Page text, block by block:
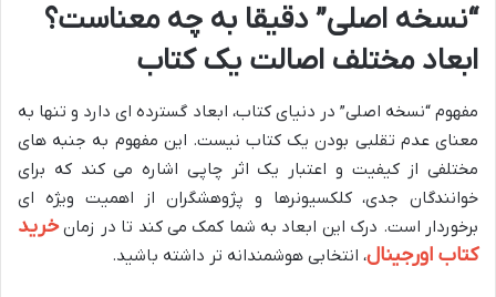
“نسخه اصلی” دقیقا به چه معناست؟
ابعاد مختلف اصالت یک کتاب
مفهوم “نسخه اصلی” در دنیای کتاب، ابعاد گسترده ای دارد و تنها به
معنای عدم تقلبی بودن یک کتاب نیست. این مفهوم به جنبه های
مختلفی از کیفیت و اعتبار یک اثر چاپی اشاره می کند که برای
خوانندگان جدی، کلکسیونرها و پژوهشگران از اهمیت ویژه ای
برخوردار است. درک این ابعاد به شما کمک می کند تا در زمانخرید
کتاب اورجینال، انتخابی هوشمندانه تر داشته باشید.